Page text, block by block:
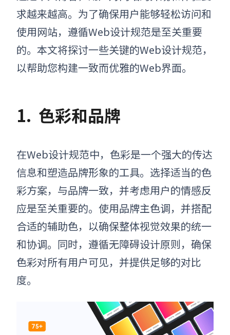
求越来越高。为了确保用户能够轻松访问和
使用网站，遵循Web设计规范是至关重要
的。本文将探讨一些关键的Web设计规范，
以帮助您构建一致而优雅的Web界面。
1. 色彩和品牌
在Web设计规范中，色彩是一个强大的传达
信息和塑造品牌形象的工具。选择适当的色
彩方案，与品牌一致，并考虑用户的情感反
应是至关重要的。使用品牌主色调，并搭配
合适的辅助色，以确保整体视觉效果的统一
和协调。同时，遵循无障碍设计原则，确保
色彩对所有用户可见，并提供足够的对比
度。